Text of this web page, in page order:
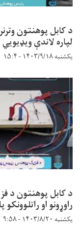
د کابل پوهنتون
لپاره لاندې ویډیويي
یکشنبه ۱۴۰۳/۹/۱۸ - ۱۵:۴
د کابل پوهنتون د
راوړونو او راتلوونکو
یکشنبه ۱۴۰۳/۸/۲۰ - ۹:۵۸